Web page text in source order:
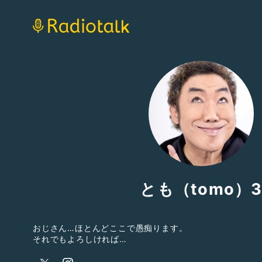
とも（tomo）3
おじさん…ほとんどここで愚痴ります。
それでもよろしければ…